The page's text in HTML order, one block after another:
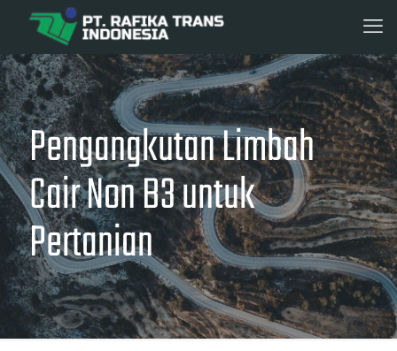
Pengangkutan Limbah
Cair Non B3 untuk
Pertanian